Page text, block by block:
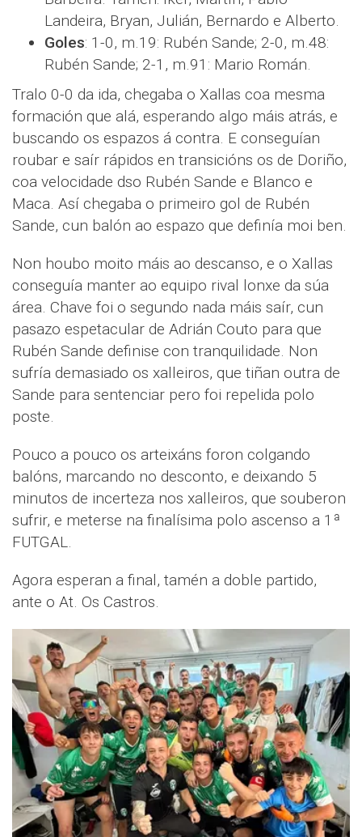
Landeira, Bryan, Julián, Bernardo e Alberto.
Goles: 1-0, m.19: Rubén Sande; 2-0, m.48:
Rubén Sande; 2-1, m.91: Mario Román.
Tralo 0-0 da ida, chegaba o Xallas coa mesma
formación que alá, esperando algo máis atrás, e
buscando os espazos á contra. E conseguían
roubar e saír rápidos en transicións os de Doriño,
coa velocidade dso Rubén Sande e Blanco e
Maca. Así chegaba o primeiro gol de Rubén
Sande, cun balón ao espazo que definía moi ben.
Non houbo moito máis ao descanso, e o Xallas
conseguía manter ao equipo rival lonxe da súa
área. Chave foi o segundo nada máis saír, cun
pasazo espetacular de Adrián Couto para que
Rubén Sande definise con tranquilidade. Non
sufría demasiado os xalleiros, que tiñan outra de
Sande para sentenciar pero foi repelida polo
poste.
Pouco a pouco os arteixáns foron colgando
balóns, marcando no desconto, e deixando 5
minutos de incerteza nos xalleiros, que souberon
sufrir, e meterse na finalísima polo ascenso a 1ª
FUTGAL.
Agora esperan a final, tamén a doble partido,
ante o At. Os Castros.